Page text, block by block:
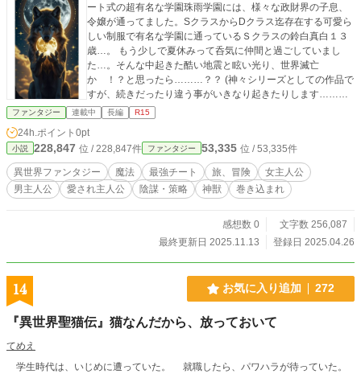
ート式の超有名な学園珠雨学園には、様々な政財界の子息、
令嬢が通ってました。SクラスからDクラス迄存在する可愛ら
しい制服で有名な学園に通っているＳクラスの鈴白真白１３
歳…。 もう少しで夏休みって呑気に仲間と過ごしていまし
た…。そんな中起きた酷い地震と眩い光り、世界滅亡
か ！？と思ったら………？？ (神々シリーズとしての作品で
すが、続きだったり違う事がいきなり起きたりします……。
ドタバタ物語…！ 良かったら読んで見て下さい！長くなりそ
うな予感。 色々な世界に飛ばされたり！？知れば知る程胡散
ファンタジー 連載中 長編 R15
24h.ポイント 0pt
小説 228,847 位 / 228,847件 ファンタジー 53,335 位 / 53,335件
異世界ファンタジー 魔法 最強チート 旅、冒険
女主人公
男主人公
愛され主人公 陰謀・策略 神獣 巻き込まれ
感想数 0
文字数 256,087
最終更新日 2025.11.13
登録日 2025.04.26
14 お気に入り追加 272
『異世界聖猫伝』猫なんだから、放っておいて
てめえ
学生時代は、いじめに遭っていた。 就職したら、パワハラが待っていた。